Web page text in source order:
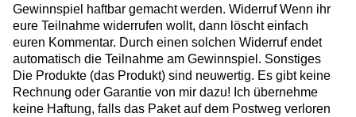
Gewinnspiel haftbar gemacht werden. Widerruf Wenn ihr
eure Teilnahme widerrufen wollt, dann löscht einfach
euren Kommentar. Durch einen solchen Widerruf endet
automatisch die Teilnahme am Gewinnspiel. Sonstiges
Die Produkte (das Produkt) sind neuwertig. Es gibt keine
Rechnung oder Garantie von mir dazu! Ich übernehme
keine Haftung, falls das Paket auf dem Postweg verloren